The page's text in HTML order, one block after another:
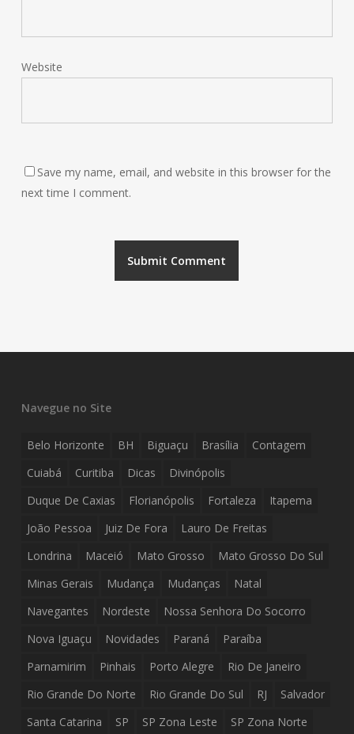
Website
Save my name, email, and website in this browser for the
next time I comment.
Navegue no Site
Belo Horizonte BH Biguaçu Brasília
Contagem
Cuiabá
Curitiba Dicas
Divinópolis
Duque De Caxias
Florianópolis Fortaleza
Itapema
João Pessoa
Juiz De Fora
Lauro De Freitas
Londrina
Maceió Mato Grosso
Mato Grosso Do Sul
Minas Gerais
Mudança Mudanças
Natal
Navegantes
Nordeste
Nossa Senhora Do Socorro
Nova Iguaçu
Novidades Paraná
Paraíba
Parnamirim
Pinhais Porto Alegre
Rio De Janeiro
Rio Grande Do Norte
Rio Grande Do Sul RJ
Salvador
Santa Catarina
SP SP Zona Leste
SP Zona Norte